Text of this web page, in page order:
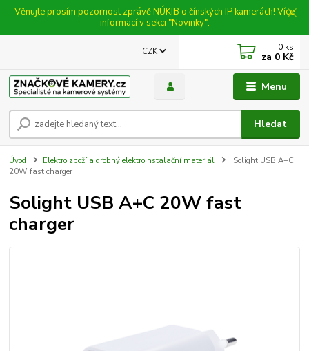
Věnujte prosím pozornost zprávě NÚKIB o čínských IP kamerách! Více
informací v sekci "Novinky".
Menu
CZK
Hledat
0 ks
za 0 Kč
Úvod Elektro zboží a drobný elektroinstalační materiál
Solight USB A+C
20W fast charger
Solight USB A+C 20W fast
charger